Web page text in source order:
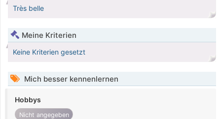
Très belle
Meine Kriterien
Keine Kriterien gesetzt
Mich besser kennenlernen
Hobbys
Nicht angegeben